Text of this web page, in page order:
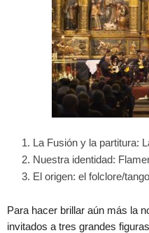
La Fusión y la partitura:
Nuestra identidad:
El origen: el folclore/
Para hacer brillar aún más la
invitados a tres grandes